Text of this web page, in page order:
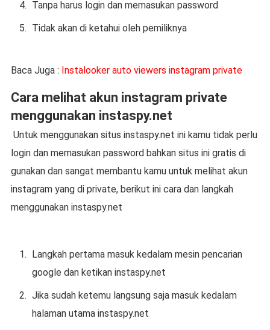
Tanpa harus login dan memasukan password
Tidak akan di ketahui oleh pemiliknya
Baca Juga : Instalooker auto viewers instagram private
Cara melihat akun instagram private
menggunakan instaspy.net
Untuk menggunakan situs instaspy.net ini kamu tidak perlu
login dan memasukan password bahkan situs ini gratis di
gunakan dan sangat membantu kamu untuk melihat akun
instagram yang di private, berikut ini cara dan langkah
menggunakan instaspy.net
Langkah pertama masuk kedalam mesin pencarian
google dan ketikan instaspy.net
Jika sudah ketemu langsung saja masuk kedalam
halaman utama instaspy.net